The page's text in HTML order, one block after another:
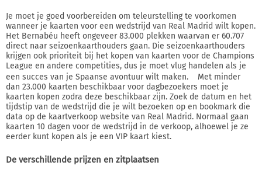
Je moet je goed voorbereiden om teleurstelling te voorkomen
wanneer je kaarten voor een wedstrijd van Real Madrid wilt kopen.
Het Bernabéu heeft ongeveer 83.000 plekken waarvan er 60.707
direct naar seizoenkaarthouders gaan. Die seizoenkaarthouders
krijgen ook prioriteit bij het kopen van kaarten voor de Champions
League en andere competities, dus je moet vlug handelen als je
een succes van je Spaanse avontuur wilt maken. Met minder
dan 23.000 kaarten beschikbaar voor dagbezoekers moet je
kaarten kopen zodra deze beschikbaar zijn. Zoek de datum en het
tijdstip van de wedstrijd die je wilt bezoeken op en bookmark die
data op de kaartverkoop website van Real Madrid. Normaal gaan
kaarten 10 dagen voor de wedstrijd in de verkoop, alhoewel je ze
eerder kunt kopen als je een VIP kaart kiest.
De verschillende prijzen en zitplaatsen